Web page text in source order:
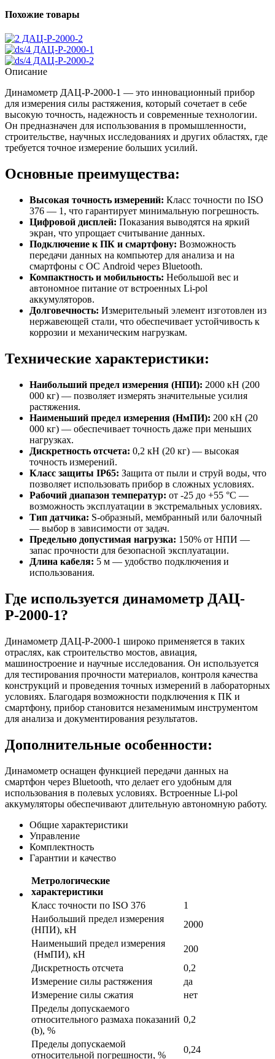
Похожие товары
ДАЦ-Р-2000-2
ДАЦ-Р-2000-1
ДАЦ-Р-2000-2
Описание
Динамометр ДАЦ-Р-2000-1 — это инновационный прибор
для измерения силы растяжения, который сочетает в себе
высокую точность, надежность и современные технологии.
Он предназначен для использования в промышленности,
строительстве, научных исследованиях и других областях, где
требуется точное измерение больших усилий.
Основные преимущества:
Высокая точность измерений: Класс точности по ISO
376 — 1, что гарантирует минимальную погрешность.
Цифровой дисплей: Показания выводятся на яркий
экран, что упрощает считывание данных.
Подключение к ПК и смартфону: Возможность
передачи данных на компьютер для анализа и на
смартфоны с ОС Android через Bluetooth.
Компактность и мобильность: Небольшой вес и
автономное питание от встроенных Li-pol
аккумуляторов.
Долговечность: Измерительный элемент изготовлен из
нержавеющей стали, что обеспечивает устойчивость к
коррозии и механическим нагрузкам.
Технические характеристики:
Наибольший предел измерения (НПИ): 2000 кН (200
000 кг) — позволяет измерять значительные усилия
растяжения.
Наименьший предел измерения (НмПИ): 200 кН (20
000 кг) — обеспечивает точность даже при меньших
нагрузках.
Дискретность отсчета: 0,2 кН (20 кг) — высокая
точность измерений.
Класс защиты IP65: Защита от пыли и струй воды, что
позволяет использовать прибор в сложных условиях.
Рабочий диапазон температур: от -25 до +55 °C —
возможность эксплуатации в экстремальных условиях.
Тип датчика: S-образный, мембранный или балочный
— выбор в зависимости от задач.
Предельно допустимая нагрузка: 150% от НПИ —
запас прочности для безопасной эксплуатации.
Длина кабеля: 5 м — удобство подключения и
использования.
Где используется динамометр ДАЦ-
Р-2000-1?
Динамометр ДАЦ-Р-2000-1 широко применяется в таких
отраслях, как строительство мостов, авиация,
машиностроение и научные исследования. Он используется
для тестирования прочности материалов, контроля качества
конструкций и проведения точных измерений в лабораторных
условиях. Благодаря возможности подключения к ПК и
смартфону, прибор становится незаменимым инструментом
для анализа и документирования результатов.
Дополнительные особенности:
Динамометр оснащен функцией передачи данных на
смартфон через Bluetooth, что делает его удобным для
использования в полевых условиях. Встроенные Li-pol
аккумуляторы обеспечивают длительную автономную работу.
Общие характеристики
Управление
Комплектность
Гарантии и качество
Метрологические
характеристики
Класс точности по ISO 376
1
Наибольший предел измерения
(НПИ), кН
2000
Наименьший предел измерения
(НмПИ), кН
200
Дискретность отсчета
0,2
Измерение силы растяжения
да
Измерение силы сжатия
нет
Пределы допускаемого
относительного размаха показаний
(b), %
0,2
Пределы допускаемой
относительной погрешности, %
0,24